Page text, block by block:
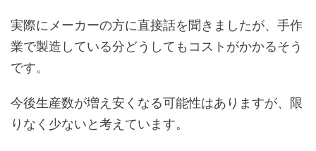
実際にメーカーの方に直接話を聞きましたが、手作
業で製造している分どうしてもコストがかかるそう
です。
今後生産数が増え安くなる可能性はありますが、限
りなく少ないと考えています。